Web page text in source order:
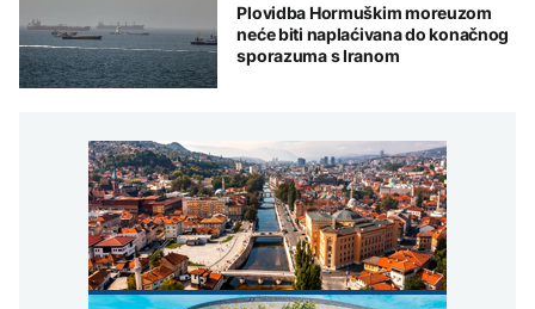
Plovidba Hormuškim moreuzom
neće biti naplaćivana do konačnog
sporazuma s Iranom